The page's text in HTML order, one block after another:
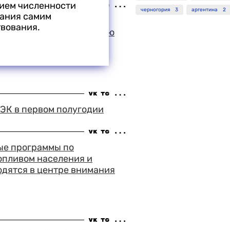
успех на
в Выборге выпал на долю
в первом полугодии
программы по
населения и
в центре внимания
черногория 3 аргентина 2
численности
самим